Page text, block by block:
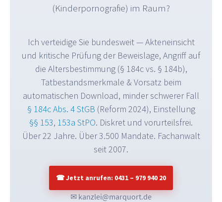
(Kinderpornografie) im Raum?
Ich verteidige Sie bundesweit — Akteneinsicht
und kritische Prüfung der Beweislage, Angriff auf
die Altersbestimmung (§ 184c vs. § 184b),
Tatbestandsmerkmale & Vorsatz beim
automatischen Download, minder schwerer Fall
§ 184c Abs. 4 StGB (Reform 2024), Einstellung
§§ 153, 153a StPO. Diskret und vorurteilsfrei.
Über 22 Jahre. Über 3.500 Mandate. Fachanwalt
seit 2007.
☎ Jetzt anrufen: 0431 – 979 940 20
✉ kanzlei@marquort.de